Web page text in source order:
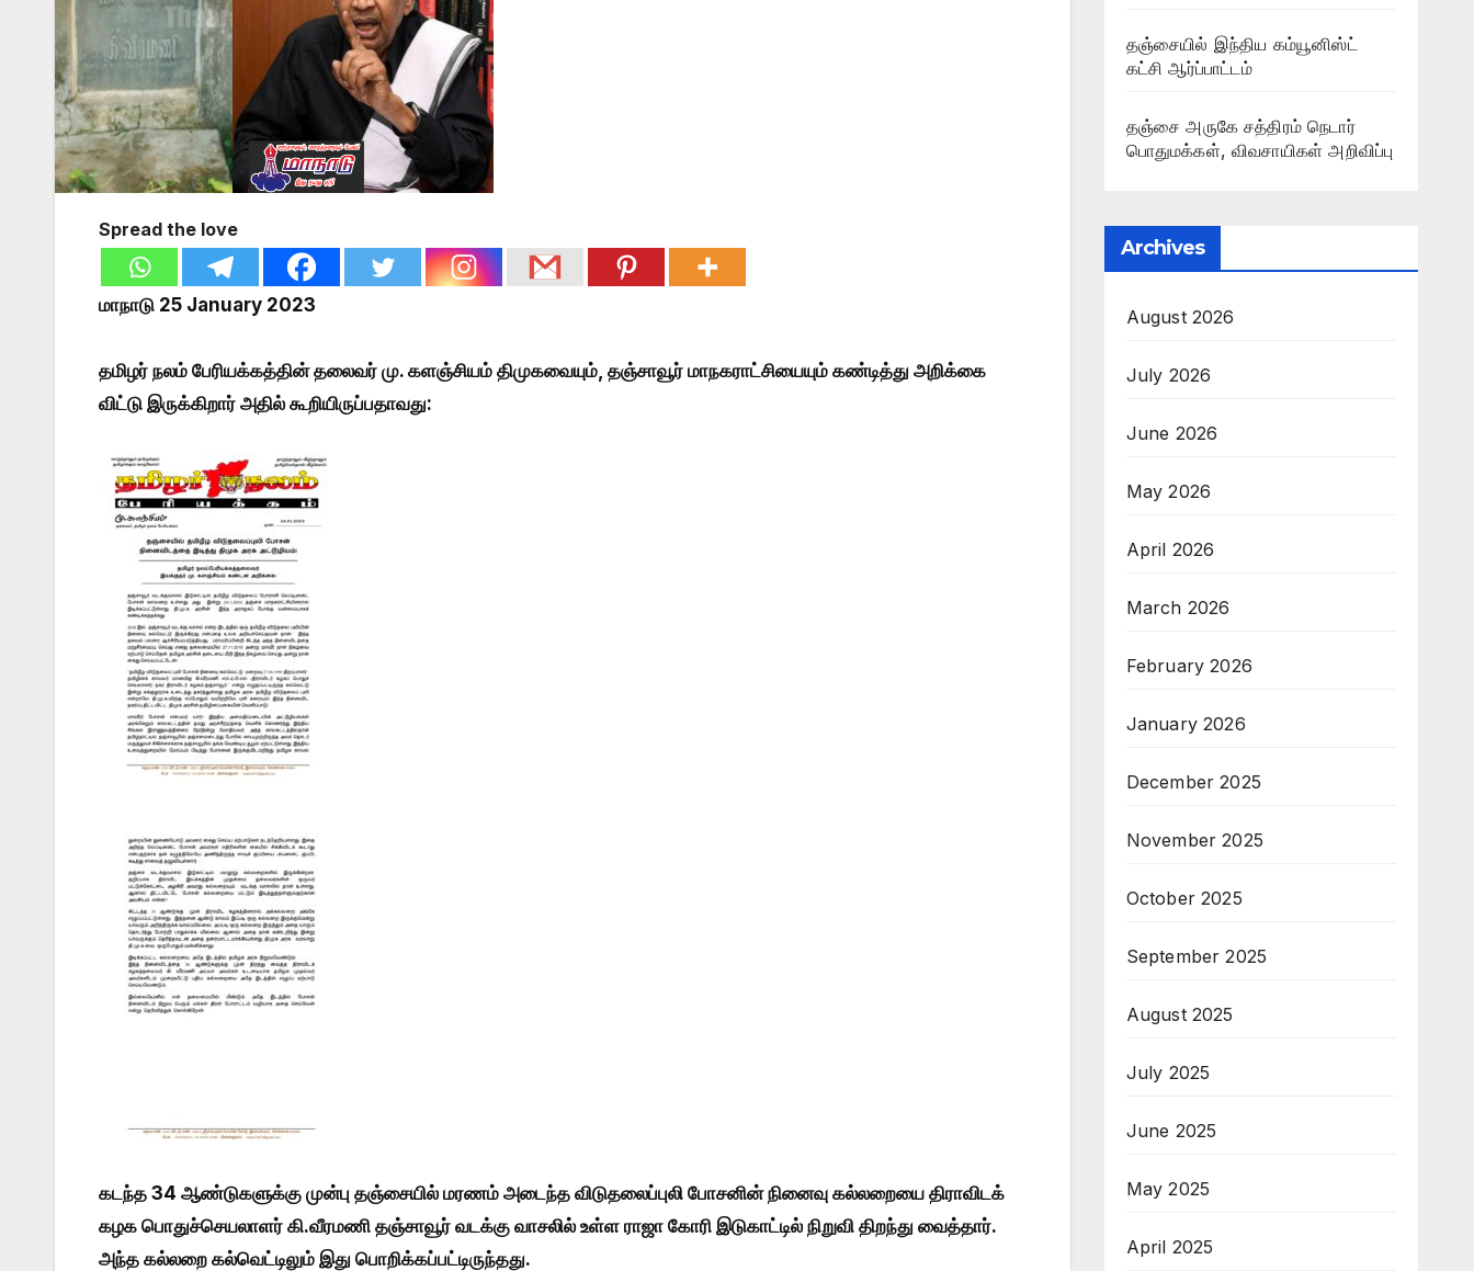
Spread the love
மாநாடு 25 January 2023
தமிழர் நலம் பேரியக்கத்தின் தலைவர் மு. களஞ்சியம் திமுகவையும், தஞ்சாவூர் மாநகராட்சியையும் கண்டித்து அறிக்கை
விட்டு இருக்கிறார் அதில் கூறியிருப்பதாவது:
கடந்த 34 ஆண்டுகளுக்கு முன்பு தஞ்சையில் மரணம் அடைந்த விடுதலைப்புலி போசனின் நினைவு கல்லறையை திராவிடக்
கழக பொதுச்செயலாளர் கி.வீரமணி தஞ்சாவூர் வடக்கு வாசலில் உள்ள ராஜா கோரி இடுகாட்டில் நிறுவி திறந்து வைத்தார்.
அந்த கல்லறை கல்வெட்டிலும் இது பொறிக்கப்பட்டிருந்தது.
தஞ்சையில் இந்திய கம்யூனிஸ்ட்
கட்சி ஆர்ப்பாட்டம்
தஞ்சை அருகே சத்திரம் நெடார்
பொதுமக்கள், விவசாயிகள் அறிவிப்பு
Archives
August 2026
July 2026
June 2026
May 2026
April 2026
March 2026
February 2026
January 2026
December 2025
November 2025
October 2025
September 2025
August 2025
July 2025
June 2025
May 2025
April 2025